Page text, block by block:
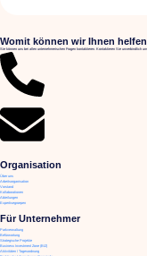
Womit können wir Ihnen
Sie können uns bei allen unternehmerischen Fragen kontaktieren. Kontaktieren Sie unverbindlich
Organisation
Über uns
Arbeitsorganisation
Vorstand
Kollaborationen
Abteilungen
Expertisegroepen
Für Unternehmer
Parkverwaltung
Befürwortung
Strategische Projekte
Business Investment Zone (BIZ)
Aktivitäten / Tagesordnung